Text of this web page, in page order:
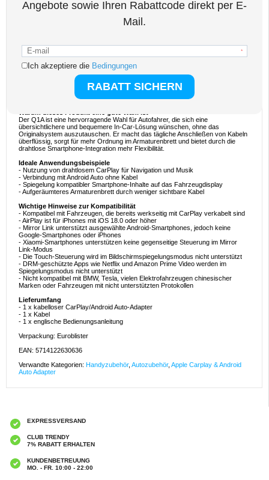
- Bluetooth-kompatible Version: 4.2
- WLAN: 2,4 GHz + 5 GHz Dualband
- Unterstützt intelligente Sprachassistent-Funktionen
- Anpassbare Bildschirmauflösung
- Unterstützung für OTA-Updates
- Dynamisches RGB-Atembeleuchtung
- Material: Metall + Glas
- Abmessungen: 29,5 x 29,5 x 12 mm
- Eingangsspannung: 5 V
- Betriebstemperatur: -20 °C bis 65 °C
Der Q1A ist eine hervorragende Wahl für Autofahrer, die sich eine
übersichtlichere und bequemere In-Car-Lösung wünschen, ohne das
Originalsystem auszutauschen. Er macht das tägliche Anschließen von Kabeln
überflüssig, sorgt für mehr Ordnung im Armaturenbrett und bietet durch die
drahtlose Smartphone-Integration mehr Flexibilität.
Ideale Anwendungsbeispiele
- Nutzung von drahtlosem CarPlay für Navigation und Musik
- Verbindung mit Android Auto ohne Kabel
- Spiegelung kompatibler Smartphone-Inhalte auf das Fahrzeugdisplay
- Aufgeräumteres Armaturenbrett durch weniger sichtbare Kabel
Wichtige Hinweise zur Kompatibilität
- Kompatibel mit Fahrzeugen, die bereits werkseitig mit CarPlay verkabelt sind
- AirPlay ist für iPhones mit iOS 18.0 oder höher
- Mirror Link unterstützt ausgewählte Android-Smartphones, jedoch keine
Google-Smartphones oder iPhones
- Xiaomi-Smartphones unterstützen keine gegenseitige Steuerung im Mirror
Link-Modus
- Die Touch-Steuerung wird im Bildschirmspiegelungsmodus nicht unterstützt
- DRM-geschützte Apps wie Netflix und Amazon Prime Video werden im
Spiegelungsmodus nicht unterstützt
- Nicht kompatibel mit BMW, Tesla, vielen Elektrofahrzeugen chinesischer
Marken oder Fahrzeugen mit nicht unterstützten Protokollen
Lieferumfang
- 1 x kabelloser CarPlay/Android Auto-Adapter
- 1 x Kabel
- 1 x englische Bedienungsanleitung
Verpackung: Euroblister
EAN: 5714122630636
Verwandte Kategorien: Handyzubehör, Autozubehör, Apple Carplay & Android
Auto Adapter
EXPRESSVERSAND
CLUB TRENDY
7% RABATT ERHALTEN
KUNDENBETREUUNG
MO. - FR. 10:00 - 22:00